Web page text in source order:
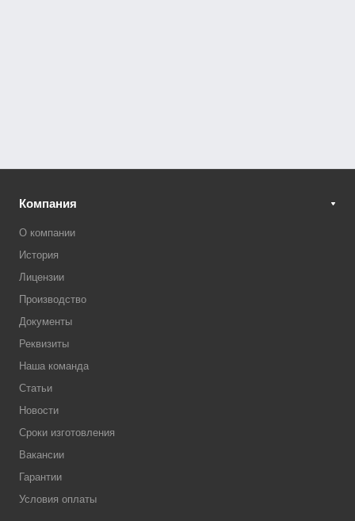
Компания
О компании
История
Лицензии
Производство
Документы
Реквизиты
Наша команда
Статьи
Новости
Сроки изготовления
Вакансии
Гарантии
Условия оплаты